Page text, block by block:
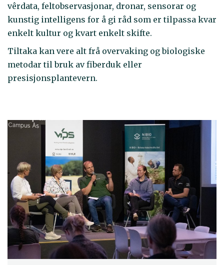
vêrdata, feltobservasjonar, dronar, sensorar og
kunstig intelligens for å gi råd som er tilpassa kvar
enkelt kultur og kvart enkelt skifte.
Tiltaka kan vere alt frå overvaking og biologiske
metodar til bruk av fiberduk eller
presisjonsplantevern.